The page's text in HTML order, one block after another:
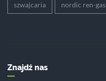
szwajcaria nordic ren-gas
Znajdź nas